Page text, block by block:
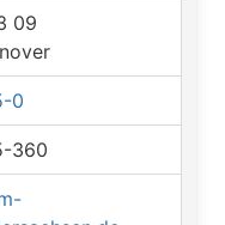
09
0
360